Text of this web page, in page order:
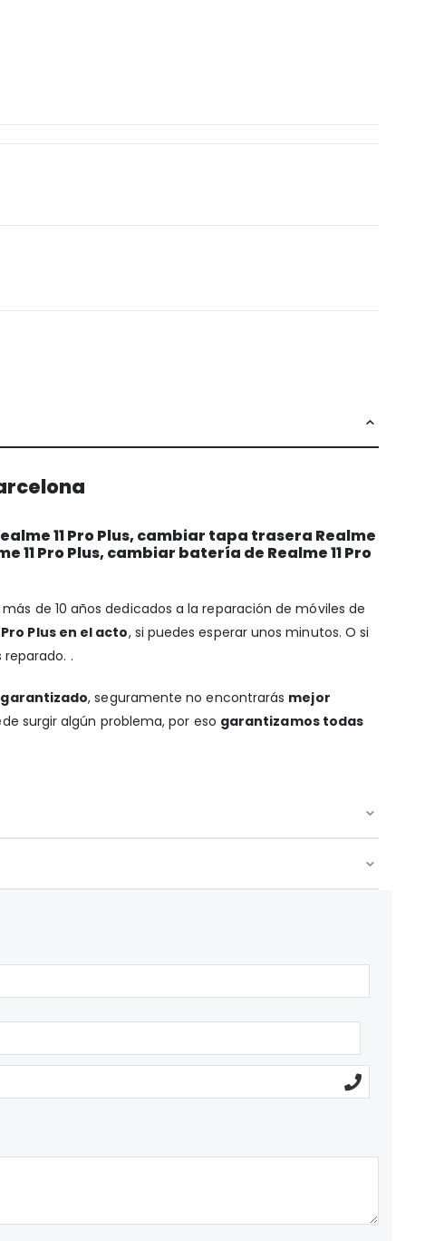
11 Pro Plus, cambiar tapa trasera Realme
11 Pro Plus, cambiar batería de Realme 11 Pro
más de 10 años dedicados a la reparación de móviles de
Plus en el acto, si puedes esperar unos minutos. O si
.
garantizado, seguramente no encontrarás mejor
surgir algún problema, por eso garantizamos todas